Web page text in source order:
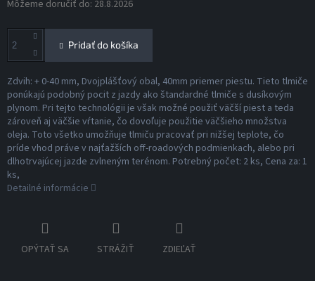
Môžeme doručiť do: 28.8.2026
Pridať do košíka
Zdvih: + 0-40 mm, Dvojplášťový obal, 40mm priemer piestu. Tieto tlmiče
ponúkajú podobný pocit z jazdy ako štandardné tlmiče s dusíkovým
plynom. Pri tejto technológii je však možné použiť väčší piest a teda
zároveň aj väčšie vŕtanie, čo dovoľuje použitie väčšieho množstva
oleja. Toto všetko umožňuje tlmiču pracovať pri nižšej teplote, čo
príde vhod práve v najťažších off-roadových podmienkach, alebo pri
dlhotrvajúcej jazde zvlneným terénom. Potrebný počet: 2 ks, Cena za: 1
ks,
Detailné informácie
OPÝTAŤ SA STRÁŽIŤ ZDIEĽAŤ